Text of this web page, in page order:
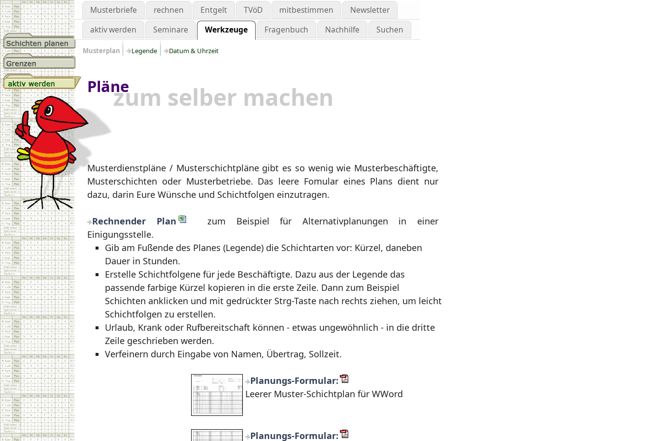
Musterbriefe rechnen Entgelt TVöD mitbestimmen
Newsletter
aktiv werden
Seminare Werkzeuge Fragenbuch Nachhilfe Suchen
Musterplan Legende Datum & Uhrzeit
Plänezum selber machen
Musterdienstpläne / Musterschichtpläne gibt es so wenig wie Musterbeschäftigte,
Musterschichten oder Musterbetriebe. Das leere Fomular eines Plans dient nur
dazu, darin Eure Wünsche und Schichtfolgen einzutragen.
Rechnender Plan
zum Beispiel für Alternativplanungen in einer
Einigungsstelle.
Gib am Fußende des Planes (Legende) die Schichtarten vor: Kürzel, daneben
Dauer in Stunden.
Erstelle Schichtfolgene für jede Beschäftigte. Dazu aus der Legende das
passende farbige Kürzel kopieren in die erste Zeile. Dann zum Beispiel
Schichten anklicken und mit gedrückter Strg-Taste nach rechts ziehen, um leicht
Schichtfolgen zu erstellen.
Urlaub, Krank oder Rufbereitschaft können - etwas ungewöhnlich - in die dritte
Zeile geschrieben werden.
Verfeinern durch Eingabe von Namen, Übertrag, Sollzeit.
Planungs-Formular:
Leerer Muster-Schichtplan für WWord
Planungs-Formular: